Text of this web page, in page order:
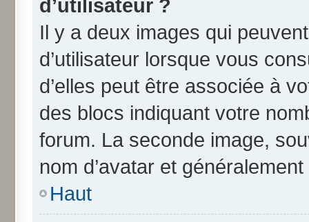
d’utilisateur ?
Il y a deux images qui
d’utilisateur lorsque vous
d’elles peut être associée à
des blocs indiquant votre
forum. La seconde image,
nom d’avatar et
Haut